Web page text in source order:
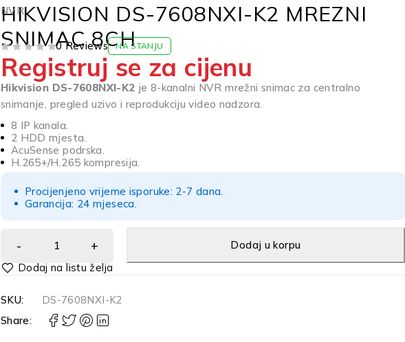
NVR
HIKVISION DS-7608NXI-K2 MREZNI
SNIMAC 8CH
0 Reviews NA STANJU
Registruj se za cijenu
Hikvision DS-7608NXI-K2 je 8-kanalni NVR mrežni snimac za centralno
snimanje, pregled uzivo i reprodukciju video nadzora.
8 IP kanala.
2 HDD mjesta.
AcuSense podrska.
H.265+/H.265 kompresija.
Procijenjeno vrijeme isporuke: 2-7 dana.
Garancija: 24 mjeseca.
Dodaj u korpu
Alternative:
SKU:
DS-7608NXI-K2
Share: